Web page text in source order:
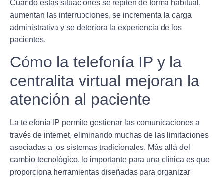
Cuando estas situaciones se repiten de forma habitual,
aumentan las interrupciones, se incrementa la carga
administrativa y se deteriora la experiencia de los
pacientes.
Cómo la telefonía IP y la
centralita virtual mejoran la
atención al paciente
La telefonía IP permite gestionar las comunicaciones a
través de internet, eliminando muchas de las limitaciones
asociadas a los sistemas tradicionales. Más allá del
cambio tecnológico, lo importante para una clínica es que
proporciona herramientas diseñadas para organizar